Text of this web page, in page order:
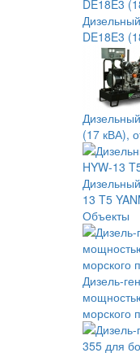
DE18E3
(17 кВА),
13 T5
Объекты
Дизель-
морского